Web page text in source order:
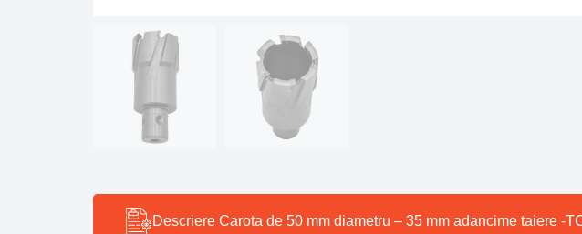
Descriere Carota de 50 mm diametru – 35 mm adancime taiere -